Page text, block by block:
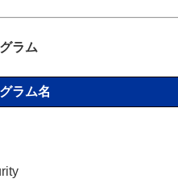
ラム
ラム名